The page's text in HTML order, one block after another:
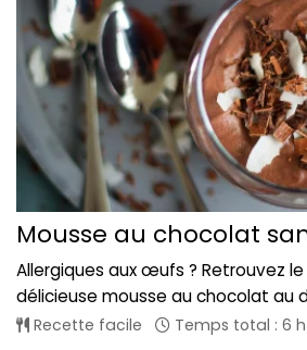
Mousse au chocolat
Allergiques aux œufs ? Retrouvez
délicieuse mousse au chocolat au
Recette facile Temps total : 6